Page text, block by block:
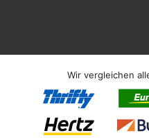
Wir vergleichen